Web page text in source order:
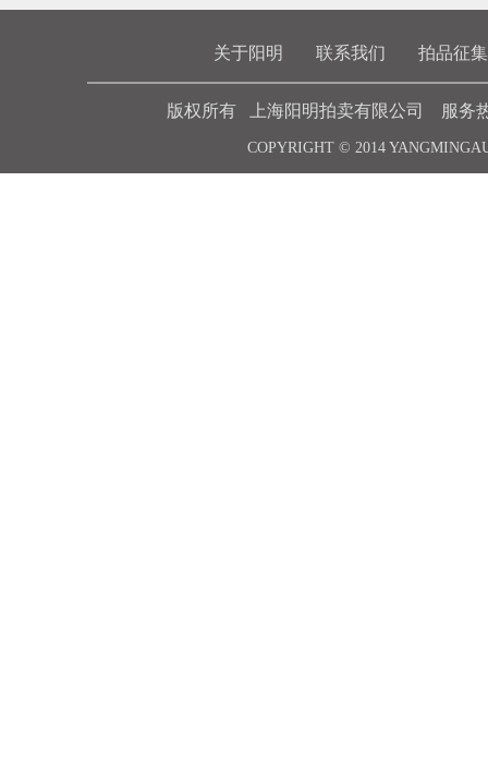
关于阳明 联系我们 拍品征集
版权所有 上海阳明拍卖有限公司 服务
COPYRIGHT © 2014